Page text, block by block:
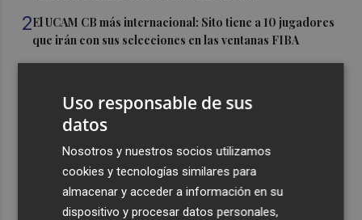
2El UCAM CB más internacional: Sito tiene a 10 jugadores
que irán con sus selecciones en las ventanas FIBA
La Región de Murcia celebra la Semana de la Juventud
El coste de la vivienda: 1.338 € netos al mes, el salario
mínimo para poder comprar una vivienda en Castellón
Uso responsable de sus
datos
Nosotros y nuestros socios utilizamos
cookies y tecnologías similares para
almacenar y acceder a información en su
dispositivo y procesar datos personales,